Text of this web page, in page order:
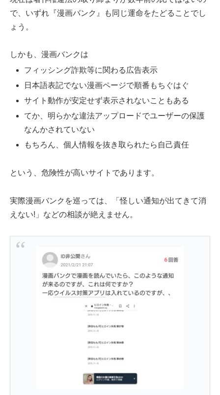
で、いずれ『漫画バンク』も同じ運命をたどることでし
ょう。
しかも、漫画バンクは
フィッシング詐欺等に関わる広告表示
日本語表記でない漫画ページで順番もちぐはぐ
サイト動作が安定せず表示されないこともある
てか、明らかな違法アップロードでユーザーの保護
なんかされていない
もちろん、個人情報を抜き取られたら自己責任
という、危険性が高いサイトであります。
実際漫画バンクを巡っては、「怪しい通知が出てきて消
えない!」などの相談が絶えません。